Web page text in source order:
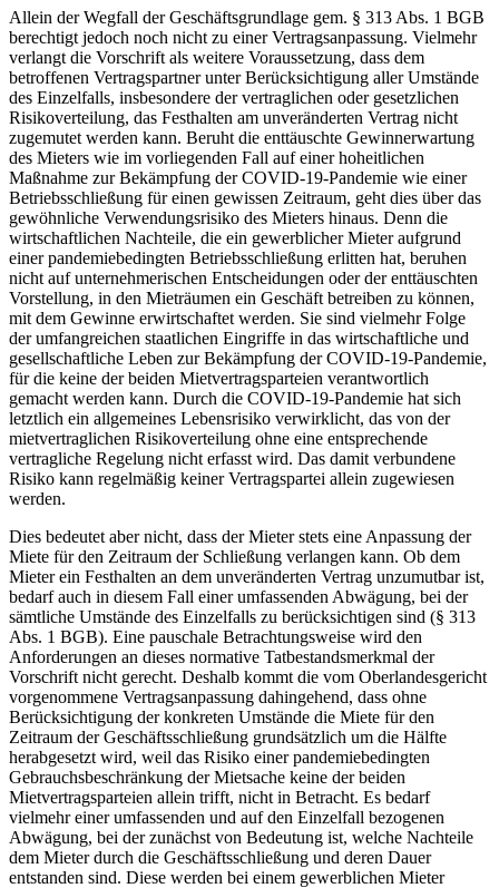
Allein der Wegfall der Geschäftsgrundlage gem. § 313 Abs. 1 BGB
berechtigt jedoch noch nicht zu einer Vertragsanpassung. Vielmehr
verlangt die Vorschrift als weitere Voraussetzung, dass dem
betroffenen Vertragspartner unter Berücksichtigung aller Umstände
des Einzelfalls, insbesondere der vertraglichen oder gesetzlichen
Risikoverteilung, das Festhalten am unveränderten Vertrag nicht
zugemutet werden kann. Beruht die enttäuschte Gewinnerwartung
des Mieters wie im vorliegenden Fall auf einer hoheitlichen
Maßnahme zur Bekämpfung der COVID-19-Pandemie wie einer
Betriebsschließung für einen gewissen Zeitraum, geht dies über das
gewöhnliche Verwendungsrisiko des Mieters hinaus. Denn die
wirtschaftlichen Nachteile, die ein gewerblicher Mieter aufgrund
einer pandemiebedingten Betriebsschließung erlitten hat, beruhen
nicht auf unternehmerischen Entscheidungen oder der enttäuschten
Vorstellung, in den Mieträumen ein Geschäft betreiben zu können,
mit dem Gewinne erwirtschaftet werden. Sie sind vielmehr Folge
der umfangreichen staatlichen Eingriffe in das wirtschaftliche und
gesellschaftliche Leben zur Bekämpfung der COVID-19-Pandemie,
für die keine der beiden Mietvertragsparteien verantwortlich
gemacht werden kann. Durch die COVID-19-Pandemie hat sich
letztlich ein allgemeines Lebensrisiko verwirklicht, das von der
mietvertraglichen Risikoverteilung ohne eine entsprechende
vertragliche Regelung nicht erfasst wird. Das damit verbundene
Risiko kann regelmäßig keiner Vertragspartei allein zugewiesen
werden.
Dies bedeutet aber nicht, dass der Mieter stets eine Anpassung der
Miete für den Zeitraum der Schließung verlangen kann. Ob dem
Mieter ein Festhalten an dem unveränderten Vertrag unzumutbar ist,
bedarf auch in diesem Fall einer umfassenden Abwägung, bei der
sämtliche Umstände des Einzelfalls zu berücksichtigen sind (§ 313
Abs. 1 BGB). Eine pauschale Betrachtungsweise wird den
Anforderungen an dieses normative Tatbestandsmerkmal der
Vorschrift nicht gerecht. Deshalb kommt die vom Oberlandesgericht
vorgenommene Vertragsanpassung dahingehend, dass ohne
Berücksichtigung der konkreten Umstände die Miete für den
Zeitraum der Geschäftsschließung grundsätzlich um die Hälfte
herabgesetzt wird, weil das Risiko einer pandemiebedingten
Gebrauchsbeschränkung der Mietsache keine der beiden
Mietvertragsparteien allein trifft, nicht in Betracht. Es bedarf
vielmehr einer umfassenden und auf den Einzelfall bezogenen
Abwägung, bei der zunächst von Bedeutung ist, welche Nachteile
dem Mieter durch die Geschäftsschließung und deren Dauer
entstanden sind. Diese werden bei einem gewerblichen Mieter